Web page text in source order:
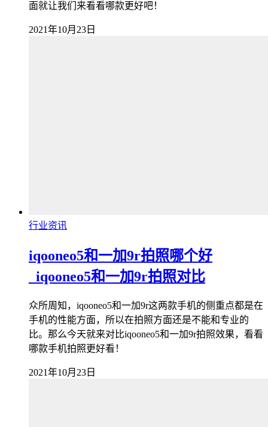
面就让我们来看看哪款更好吧！
2021年10月23日
行业资讯
iqooneo5和一加9r拍照哪个好
_iqooneo5和一加9r拍照对比
众所周知，iqooneo5和一加9r这两款手机的侧重点都是在
手机的性能方面，所以在拍照方面还是不能和专业的
比。那么今天就来对比iqooneo5和一加9r拍照效果，看看
哪款手机拍照更好看！
2021年10月23日